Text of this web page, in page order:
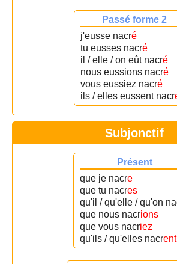
Passé forme 2
j'eusse nacré
tu eusses nacré
il / elle / on eût nacré
nous eussions nacré
vous eussiez nacré
ils / elles eussent nacr
Subjonctif
Présent
que je nacre
que tu nacres
qu'il / qu'elle / qu'on
que nous nacrions
que vous nacriez
qu'ils / qu'elles nacrent